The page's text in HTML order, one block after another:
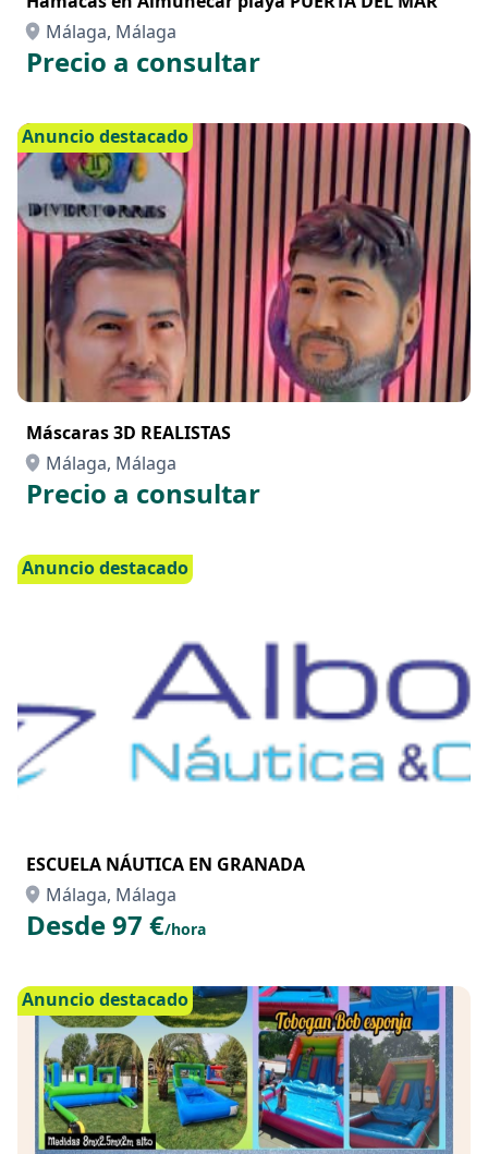
Málaga, Málaga
Precio a consultar
Anuncio destacado
Máscaras 3D REALISTAS
Málaga, Málaga
Precio a consultar
Anuncio destacado
ESCUELA NÁUTICA EN GRANADA
Málaga, Málaga
Desde 97 €/hora
Anuncio destacado